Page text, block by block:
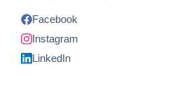
Facebook
Instagram
LinkedIn